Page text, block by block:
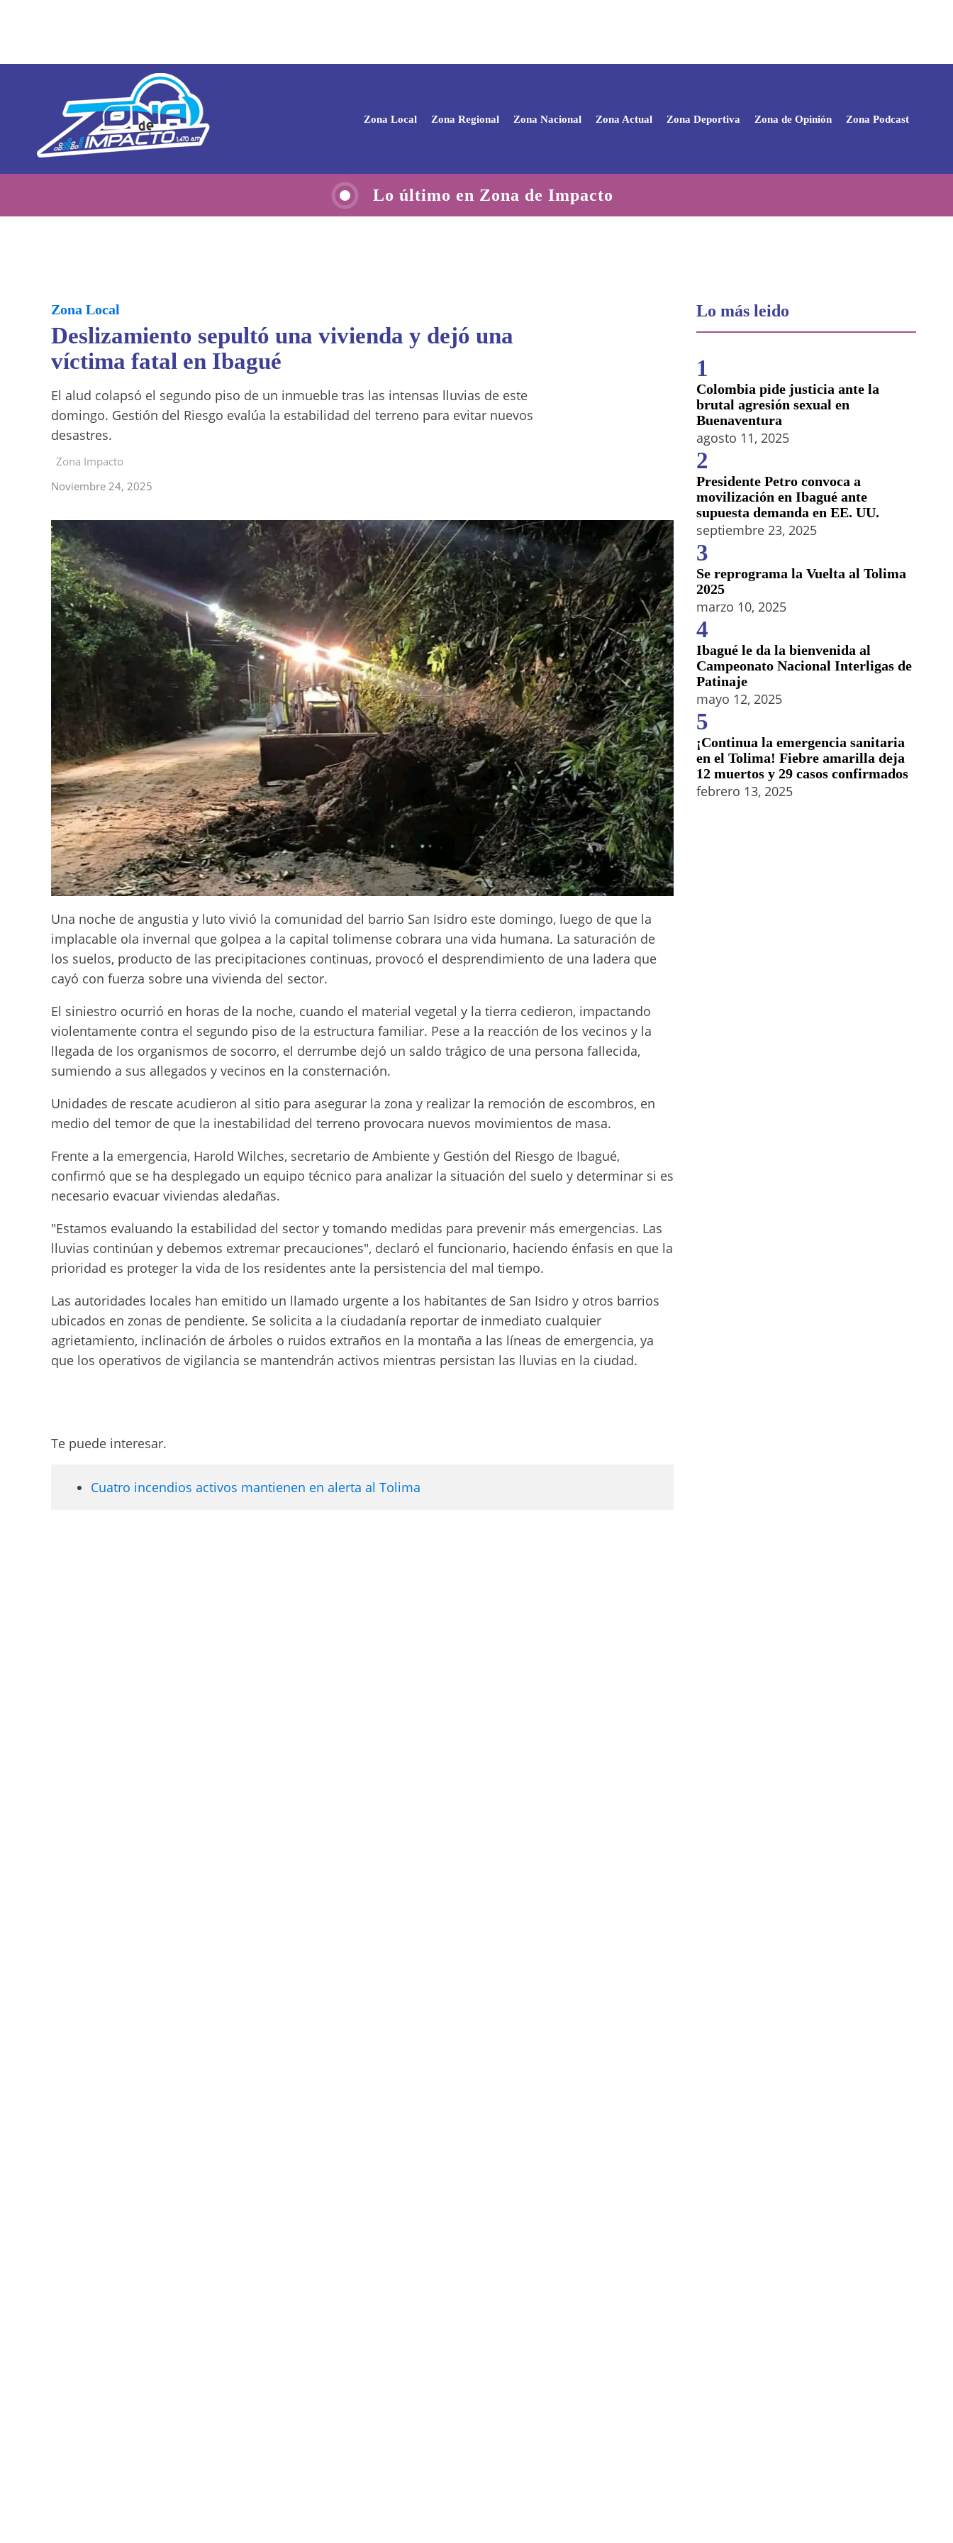
Zona Local Zona Regional Zona Nacional Zona Actual Zona Deportiva Zona de Opinión Zona Podcast
Lo último en Zona de Impacto
Zona Local
Deslizamiento sepultó una vivienda y dejó una
víctima fatal en Ibagué
El alud colapsó el segundo piso de un inmueble tras las intensas lluvias de este
domingo. Gestión del Riesgo evalúa la estabilidad del terreno para evitar nuevos
desastres.
Zona Impacto
Noviembre 24, 2025
Una noche de angustia y luto vivió la comunidad del barrio San Isidro este domingo, luego de que la
implacable ola invernal que golpea a la capital tolimense cobrara una vida humana. La saturación de
los suelos, producto de las precipitaciones continuas, provocó el desprendimiento de una ladera que
cayó con fuerza sobre una vivienda del sector.
El siniestro ocurrió en horas de la noche, cuando el material vegetal y la tierra cedieron, impactando
violentamente contra el segundo piso de la estructura familiar. Pese a la reacción de los vecinos y la
llegada de los organismos de socorro, el derrumbe dejó un saldo trágico de una persona fallecida,
sumiendo a sus allegados y vecinos en la consternación.
Unidades de rescate acudieron al sitio para asegurar la zona y realizar la remoción de escombros, en
medio del temor de que la inestabilidad del terreno provocara nuevos movimientos de masa.
Frente a la emergencia, Harold Wilches, secretario de Ambiente y Gestión del Riesgo de Ibagué,
confirmó que se ha desplegado un equipo técnico para analizar la situación del suelo y determinar si es
necesario evacuar viviendas aledañas.
"Estamos evaluando la estabilidad del sector y tomando medidas para prevenir más emergencias. Las
lluvias continúan y debemos extremar precauciones", declaró el funcionario, haciendo énfasis en que la
prioridad es proteger la vida de los residentes ante la persistencia del mal tiempo.
Las autoridades locales han emitido un llamado urgente a los habitantes de San Isidro y otros barrios
ubicados en zonas de pendiente. Se solicita a la ciudadanía reportar de inmediato cualquier
agrietamiento, inclinación de árboles o ruidos extraños en la montaña a las líneas de emergencia, ya
que los operativos de vigilancia se mantendrán activos mientras persistan las lluvias en la ciudad.
Te puede interesar.
Cuatro incendios activos mantienen en alerta al Tolima
Lo más leido
1
Colombia pide justicia ante la
brutal agresión sexual en
Buenaventura
agosto 11, 2025
2
Presidente Petro convoca a
movilización en Ibagué ante
supuesta demanda en EE. UU.
septiembre 23, 2025
3
Se reprograma la Vuelta al Tolima
2025
marzo 10, 2025
4
Ibagué le da la bienvenida al
Campeonato Nacional Interligas de
Patinaje
mayo 12, 2025
5
¡Continua la emergencia sanitaria
en el Tolima! Fiebre amarilla deja
12 muertos y 29 casos confirmados
febrero 13, 2025